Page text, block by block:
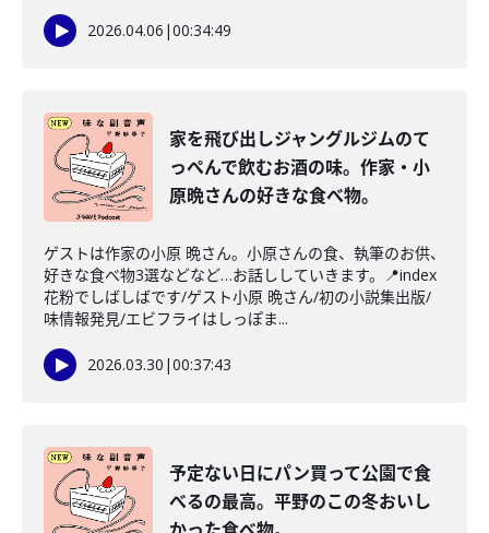
2026.04.06 |00:34:49
家を飛び出しジャングルジムのて
っぺんで飲むお酒の味。作家・小
原晩さんの好きな食べ物。
ゲストは作家の小原 晩さん。小原さんの食、執筆のお供、
好きな食べ物3選などなど…お話ししていきます。📍index
花粉でしばしばです/ゲスト小原 晩さん/初の小説集出版/
味情報発見/エビフライはしっぽま...
2026.03.30 |00:37:43
予定ない日にパン買って公園で食
べるの最高。平野のこの冬おいし